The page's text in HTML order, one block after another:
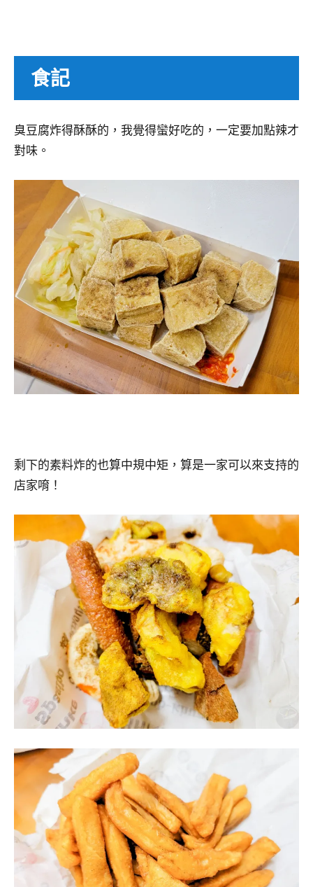
食記
臭豆腐炸得酥酥的，我覺得蠻好吃的，一定要加點辣才
對味。
剩下的素料炸的也算中規中矩，算是一家可以來支持的
店家唷！